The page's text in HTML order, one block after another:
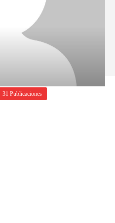
31 Publicaciones